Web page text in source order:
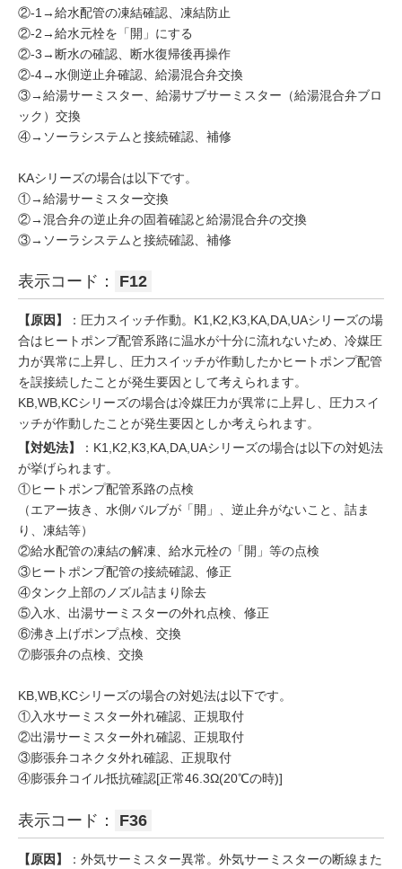
②-1→給水配管の凍結確認、凍結防止
②-2→給水元栓を「開」にする
②-3→断水の確認、断水復帰後再操作
②-4→水側逆止弁確認、給湯混合弁交換
③→給湯サーミスター、給湯サブサーミスター（給湯混合弁ブロ
ック）交換
④→ソーラシステムと接続確認、補修
KAシリーズの場合は以下です。
①→給湯サーミスター交換
②→混合弁の逆止弁の固着確認と給湯混合弁の交換
③→ソーラシステムと接続確認、補修
表示コード： F12
【原因】
：圧力スイッチ作動。K1,K2,K3,KA,DA,UAシリーズの場
合はヒートポンプ配管系路に温水が十分に流れないため、冷媒圧
力が異常に上昇し、圧力スイッチが作動したかヒートポンプ配管
を誤接続したことが発生要因として考えられます。
KB,WB,KCシリーズの場合は冷媒圧力が異常に上昇し、圧力スイ
ッチが作動したことが発生要因としか考えられます。
【対処法】
：K1,K2,K3,KA,DA,UAシリーズの場合は以下の対処法
が挙げられます。
①ヒートポンプ配管系路の点検
（エアー抜き、水側バルブが「開」、逆止弁がないこと、詰ま
り、凍結等）
②給水配管の凍結の解凍、給水元栓の「開」等の点検
③ヒートポンプ配管の接続確認、修正
④タンク上部のノズル詰まり除去
⑤入水、出湯サーミスターの外れ点検、修正
⑥沸き上げポンプ点検、交換
⑦膨張弁の点検、交換
KB,WB,KCシリーズの場合の対処法は以下です。
①入水サーミスター外れ確認、正規取付
②出湯サーミスター外れ確認、正規取付
③膨張弁コネクタ外れ確認、正規取付
④膨張弁コイル抵抗確認[正常46.3Ω(20℃の時)]
表示コード： F36
【原因】 ：外気サーミスター異常。外気サーミスターの断線また